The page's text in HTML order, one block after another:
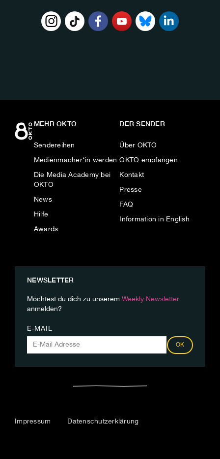
MEHR OKTO
Sendereihen
Medienmacher*in werden
Die Media Academy bei
OKTO
News
Hilfe
Awards
DER SENDER
Über OKTO
OKTO empfangen
Kontakt
Presse
FAQ
Information in English
NEWSLETTER
Möchtest du dich zu unserem Weekly Newsletter
anmelden?
E-MAIL
OK
Impressum Datenschutzerklärung